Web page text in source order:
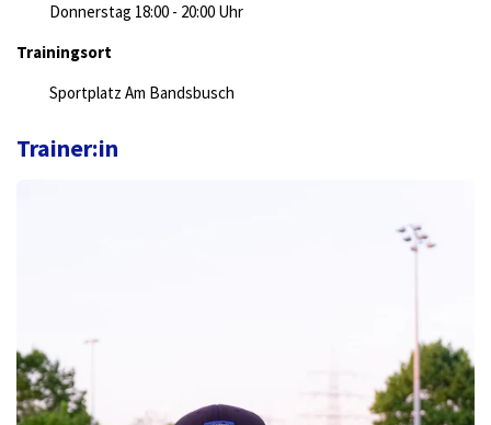
Donnerstag 18:00 - 20:00 Uhr
Trainingsort
Sportplatz Am Bandsbusch
Trainer:in